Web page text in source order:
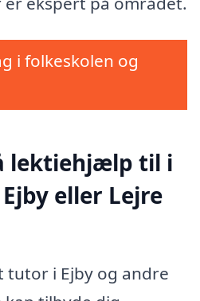
i folkeskolen og
lektiehjælp til i
eller Lejre
tutor i Ejby og andre